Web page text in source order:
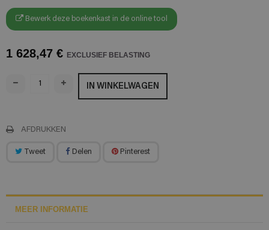
Bewerk deze boekenkast in de online tool
1 628,47 € EXCLUSIEF BELASTING
IN WINKELWAGEN
AFDRUKKEN
Tweet Delen Pinterest
MEER INFORMATIE